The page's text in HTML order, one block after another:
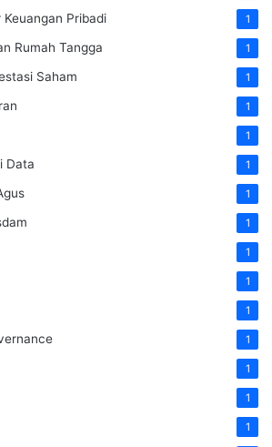
Pribadi 1
Rumah Tangga 1
Saham 1
1
1
Data 1
1
1
1
1
1
1
1
1
1